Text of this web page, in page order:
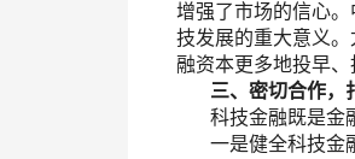
增强了市场的信心
技发展的重大意义
融资本更多地投早
三、密切合作，
科技金融既是金融
一是健全科技金融